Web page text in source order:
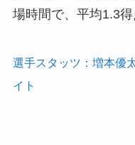
場時間で、平均1.3得
選手スタッツ：増本優
イト